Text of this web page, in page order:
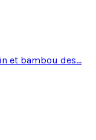
et bambou des…